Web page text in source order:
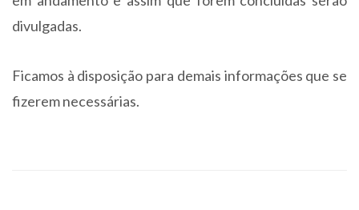
divulgadas.
Ficamos à disposição para demais informações que se
fizerem necessárias.